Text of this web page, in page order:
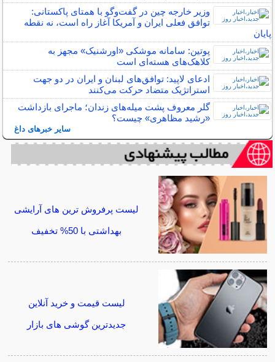
وزیر خارجه چین در گفت‌وگو با همتای پاکستانی:
توافق فعلی ایران و آمریکا آغاز راه است، نه نقطه
پایان
پوتین: سامانه موشکی «اورشنیک» مجهز به
کلاهک‌های هسته‌ای است
ادعای لاپید: توافق‌های لبنان و ایران در دو جهت
استراتژیک متضاد حرکت می‌کنند
گلر معروف پشت میله‌های زندان؛ ماجرای بازداشت
«رشید مظاهری» چیست؟
سایر خبرهای داغ
لیست پرفروش ترین های آرایشی
بهداشتی با 50% تخفیف
لیست قیمت و خرید آنلاین
جدیدترین گوشی های بازار